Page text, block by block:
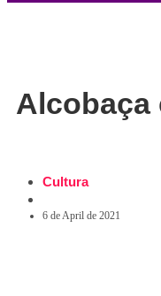
Alcobaça
Cultura
6 de April de 2021